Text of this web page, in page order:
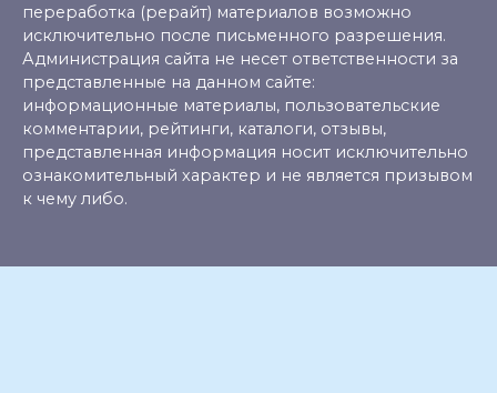
переработка (рерайт) материалов возможно
исключительно после письменного разрешения.
Администрация сайта не несет ответственности за
представленные на данном сайте:
информационные материалы, пользовательские
комментарии, рейтинги, каталоги, отзывы,
представленная информация носит исключительно
ознакомительный характер и не является призывом
к чему либо.